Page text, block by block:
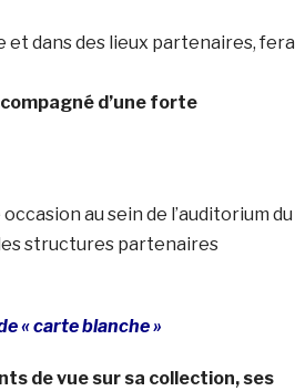
et dans des lieux partenaires, fera
d’une forte
au sein de l’auditorium du
structures partenaires
« carte blanche »
de vue sur sa collection, ses